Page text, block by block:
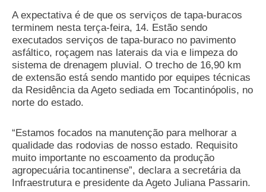
A expectativa é de que os serviços de tapa-buracos
terminem nesta terça-feira, 14. Estão sendo
executados serviços de tapa-buraco no pavimento
asfáltico, roçagem nas laterais da via e limpeza do
sistema de drenagem pluvial. O trecho de 16,90 km
de extensão está sendo mantido por equipes técnicas
da Residência da Ageto sediada em Tocantinópolis, no
norte do estado.
“Estamos focados na manutenção para melhorar a
qualidade das rodovias de nosso estado. Requisito
muito importante no escoamento da produção
agropecuária tocantinense”, declara a secretária da
Infraestrutura e presidente da Ageto Juliana Passarin.